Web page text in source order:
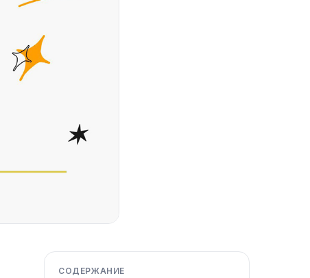
СОДЕРЖАНИЕ